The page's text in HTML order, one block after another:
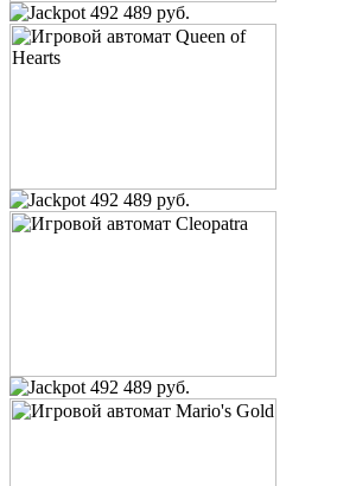
492 489 руб.
492 489 руб.
492 489 руб.